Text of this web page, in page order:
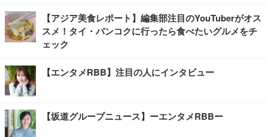
【アジア美食レポート】編集部注目のYouTuberがオス
スメ！タイ・バンコクに行ったら食べたいグルメをチ
ェック
【エンタメRBB】注目の人にインタビュー
【坂道グループニュース】ーエンタメRBBー